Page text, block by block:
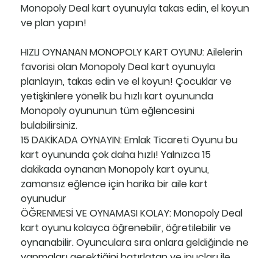
Monopoly Deal kart oyunuyla takas edin, el koyun
ve plan yapın!
HIZLI OYNANAN MONOPOLY KART OYUNU:Ailelerin
favorisi olan Monopoly Deal kart oyunuyla
planlayın, takas edin ve el koyun! Çocuklar ve
yetişkinlere yönelik bu hızlı kart oyununda
Monopoly oyununun tüm eğlencesini
bulabilirsiniz.
15 DAKİKADA OYNAYIN:Emlak Ticareti Oyunu bu
kart oyununda çok daha hızlı! Yalnızca 15
dakikada oynanan Monopoly kart oyunu,
zamansız eğlence için harika bir aile kart
oyunudur
ÖĞRENMESİ VE OYNAMASI KOLAY:Monopoly Deal
kart oyunu kolayca öğrenebilir, öğretilebilir ve
oynanabilir. Oyunculara sıra onlara geldiğinde ne